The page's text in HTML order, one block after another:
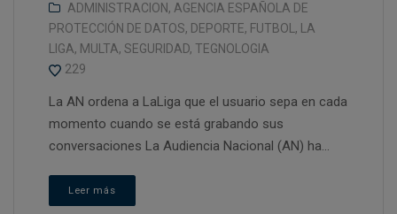
ADMINISTRACION, AGENCIA ESPAÑOLA DE
PROTECCIÓN DE DATOS, DEPORTE, FUTBOL, LA
LIGA, MULTA, SEGURIDAD, TEGNOLOGIA
229
La AN ordena a LaLiga que el usuario sepa en cada
momento cuando se está grabando sus
conversaciones La Audiencia Nacional (AN) ha...
Leer más